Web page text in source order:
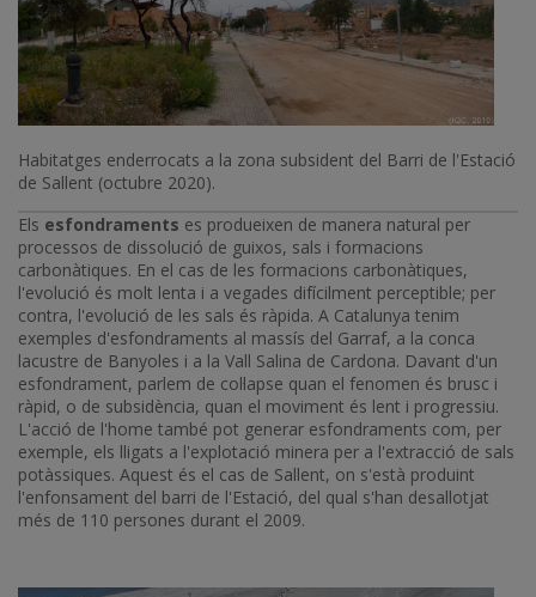
Habitatges enderrocats a la zona subsident del Barri de l'Estació
de Sallent (octubre 2020).
Els esfondraments es produeixen de manera natural per
processos de dissolució de guixos, sals i formacions
carbonàtiques. En el cas de les formacions carbonàtiques,
l'evolució és molt lenta i a vegades difícilment perceptible; per
contra, l'evolució de les sals és ràpida. A Catalunya tenim
exemples d'esfondraments al massís del Garraf, a la conca
lacustre de Banyoles i a la Vall Salina de Cardona. Davant d'un
esfondrament, parlem de col·lapse quan el fenomen és brusc i
ràpid, o de subsidència, quan el moviment és lent i progressiu.
L'acció de l'home també pot generar esfondraments com, per
exemple, els lligats a l'explotació minera per a l'extracció de sals
potàssiques. Aquest és el cas de Sallent, on s'està produint
l'enfonsament del barri de l'Estació, del qual s'han desallotjat
més de 110 persones durant el 2009.